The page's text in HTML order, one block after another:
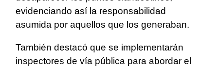
evidenciando así la responsabilidad
asumida por aquellos que los generaban.
También destacó que se implementarán
inspectores de vía pública para abordar el